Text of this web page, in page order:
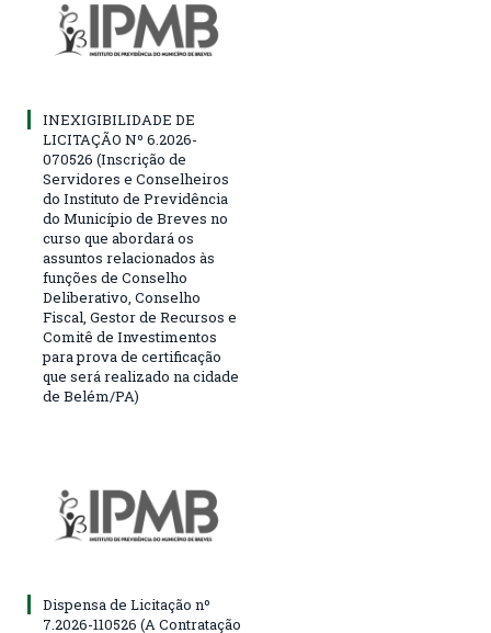
INEXIGIBILIDADE DE
LICITAÇÃO Nº 6.2026-
070526 (Inscrição de
Servidores e Conselheiros
do Instituto de Previdência
do Município de Breves no
curso que abordará os
assuntos relacionados às
funções de Conselho
Deliberativo, Conselho
Fiscal, Gestor de Recursos e
Comitê de Investimentos
para prova de certificação
que será realizado na cidade
de Belém/PA)
Dispensa de Licitação nº
7.2026-110526 (A Contratação